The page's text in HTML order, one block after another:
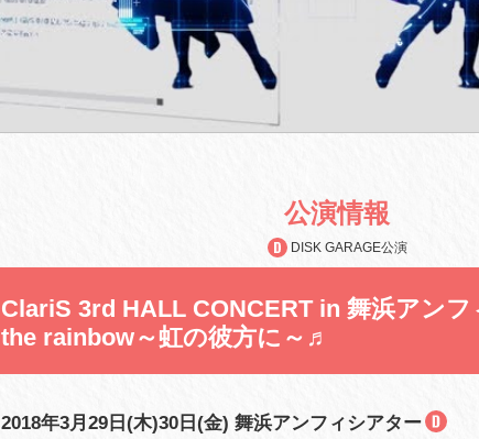
公演情報
DISK GARAGE公演
ClariS 3rd HALL CONCERT in 舞浜アン
the rainbow～虹の彼方に～♬
2018年3月29日(木)30日(金) 舞浜アンフィシアター